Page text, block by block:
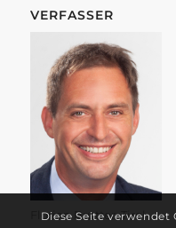
VERFASSER
Florian Brutter, Tirol
Diese Seite